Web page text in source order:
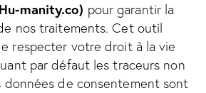
manity.co) pour garantir la
nos traitements. Cet outil
respecter votre droit à la vie
par défaut les traceurs non
données de consentement sont